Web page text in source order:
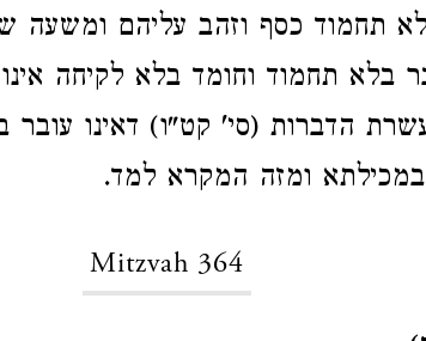
תחמוד כסף וזהב עליהם ומשעה
בלא תחמוד וחומד בלא לקיחה
הדברות (סי' קט"ו) דאינו
ומזה המקרא למד.
Mitzvah 364